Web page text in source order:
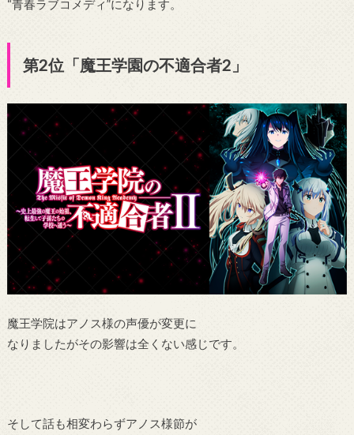
“青春ラブコメディ”になります。
第2位「魔王学園の不適合者2」
魔王学院はアノス様の声優が変更に
なりましたがその影響は全くない感じです。
そして話も相変わらずアノス様節が